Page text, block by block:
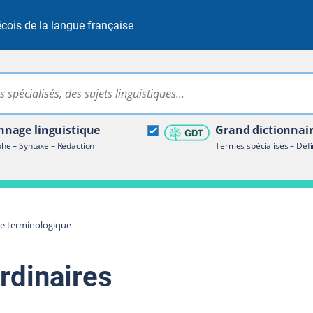
de la langue française
Rechercher dans tout le site
linguistique
– Syntaxe – Rédaction
Grand
Termes spécialisés –
terminologique
terminologique